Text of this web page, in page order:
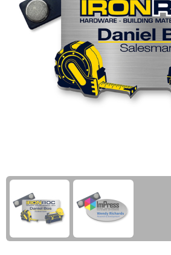
Business trolleys
Documententassen
Kledingtassen
Laptophoezen & -tassen
Reistassen
Trolleys
Giftcards
Wellness Giftsets